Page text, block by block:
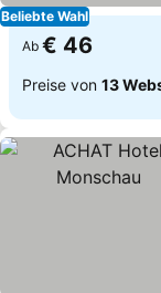
Beliebte Wahl
Ab € 46
Preise von 13